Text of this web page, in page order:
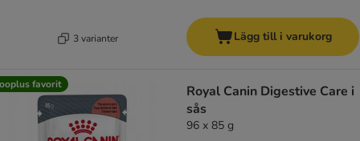
3 varianter Lägg till i varukorg
favorit
Royal Canin Digestive Care i
sås
96 x 85 g